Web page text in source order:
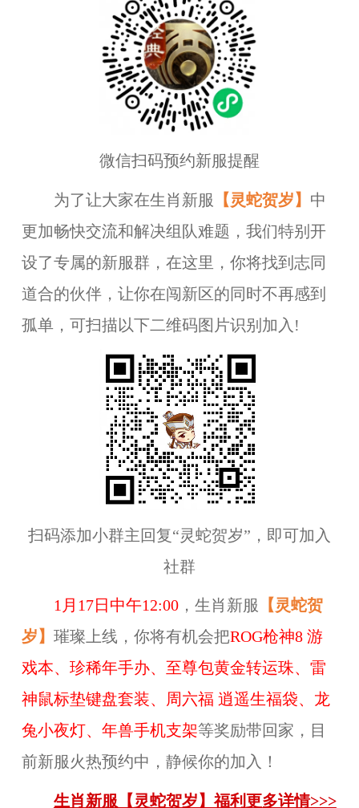
微信扫码预约新服提醒
为了让大家在生肖新服 【 灵蛇贺岁】 中
更加畅快交流和解决组队难题，我们特别开
设了专属的新服群，在这里，你将找到志同
道合的伙伴，让你在闯新区的同时不再感到
孤单， 可扫描以下二维码图片识别加入!
扫码添加小群主回复“灵蛇贺岁”，即可加入
社群
1月17日中午12:00，生肖新服 【灵蛇贺
岁】 璀璨上线，你将有机会把ROG枪神8 游
戏本、 珍稀年手办、
至尊包黄金转运珠、雷
神鼠标垫键盘套装、周六福 逍遥生福袋、龙
兔小夜灯、年兽手机支架等奖励带回家，目
前新服火热预约中，静候你的加入！
生肖新服【灵蛇贺岁】福利更多详情>>>